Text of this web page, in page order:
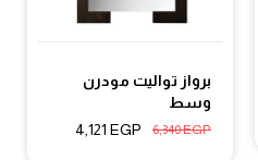
برواز تواليت مودرن
وسط
6,340EGP
4,121 EGP